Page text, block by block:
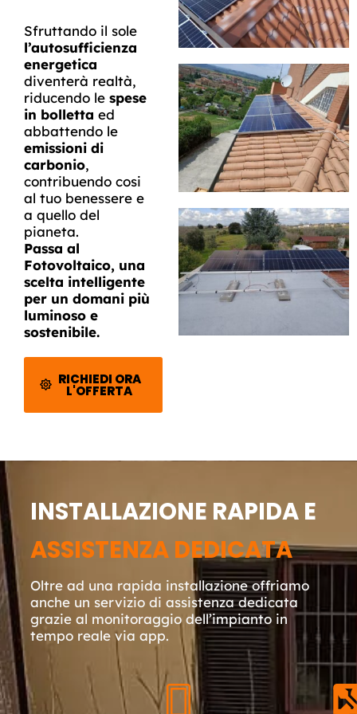
Sfruttando il sole
l’autosufficienza
energetica
diventerà realtà,
riducendo le spese
in bolletta ed
abbattendo le
emissioni di
carbonio,
contribuendo cosi
al tuo benessere e
a quello del
pianeta.
Passa al
Fotovoltaico, una
scelta intelligente
per un domani più
luminoso e
sostenibile.
RICHIEDI ORA
L'OFFERTA
INSTALLAZIONE RAPIDA E
ASSISTENZA DEDICATA
Oltre ad una rapida installazione offriamo
anche un servizio di assistenza dedicata
grazie al monitoraggio dell’impianto in
tempo reale via app.